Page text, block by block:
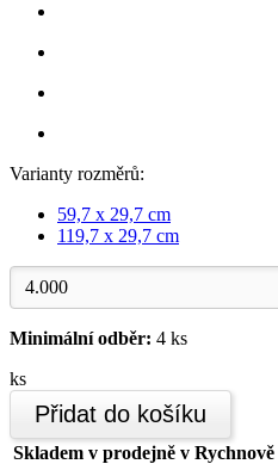
Varianty rozměrů:
59,7 x 29,7 cm
119,7 x 29,7 cm
Minimální odběr: 4 ks
ks
Přidat do košíku
Skladem v prodejně v